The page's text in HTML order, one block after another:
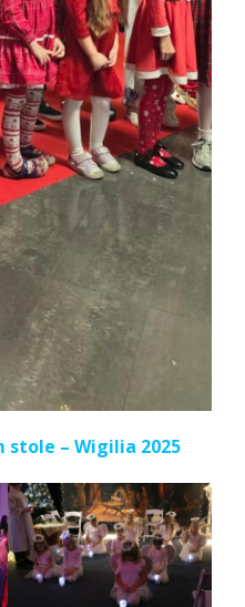
stole – Wigilia 2025